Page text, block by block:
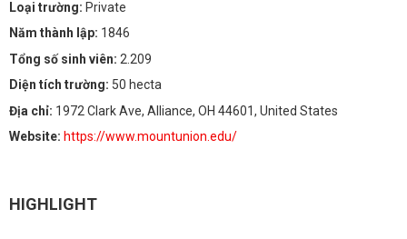
Loại trường: Private
Năm thành lập: 1846
Tổng số sinh viên: 2.209
Diện tích trường: 50 hecta
Địa chỉ: 1972 Clark Ave, Alliance, OH 44601, United States
Website: https://www.mountunion.edu/
HIGHLIGHT